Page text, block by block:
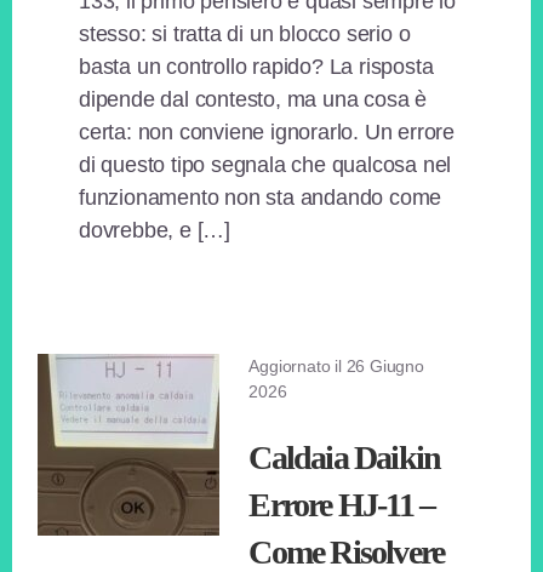
stesso: si tratta di un blocco serio o
basta un controllo rapido? La risposta
dipende dal contesto, ma una cosa è
certa: non conviene ignorarlo. Un errore
di questo tipo segnala che qualcosa nel
funzionamento non sta andando come
dovrebbe, e […]
Aggiornato il 26 Giugno
2026
Caldaia Daikin
Errore HJ-11 –
Come Risolvere